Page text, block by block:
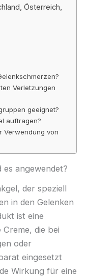
Österreich,
Verletzungen
geeignet?
auftragen?
Verwendung von
angewendet?
der speziell
in den Gelenken
ist eine
die bei
oder
eingesetzt
Wirkung für eine